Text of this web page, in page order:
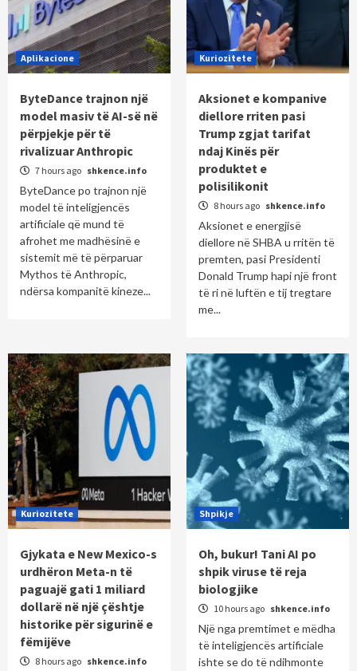
Aplikacione
ByteDance trajnon një
model masiv të AI-së në
përpjekje për të
rivalizuar Anthropic
7 hours ago shkence.info
ByteDance po trajnon një
model të inteligjencës
artificiale që mund të
afrohet me madhësinë e
sistemit më të përparuar
Mythos të Anthropic,
ndërsa kompanitë kineze...
Kuriozitete
Aksionet e kompanive
diellore rriten pasi
Trump zgjat tarifat
ndaj Kinës për
produktet e
polisilikonit
8 hours ago shkence.info
Aksionet e energjisë
diellore në SHBA u rritën të
premten, pasi Presidenti
Donald Trump hapi një front
të ri në luftën e tij tregtare
me...
Kuriozitete
Gjykata e New Mexico-s
urdhëron Meta-n të
paguajë gati 1 miliard
dollarë në një çështje
historike për sigurinë e
fëmijëve
8 hours ago shkence.info
Shpikje
Oh, bukur! Tani AI po
shpik viruse të reja
biologjike
10 hours ago shkence.info
Një nga premtimet e mëdha
të inteligjencës artificiale
ishte se do të ndihmonte